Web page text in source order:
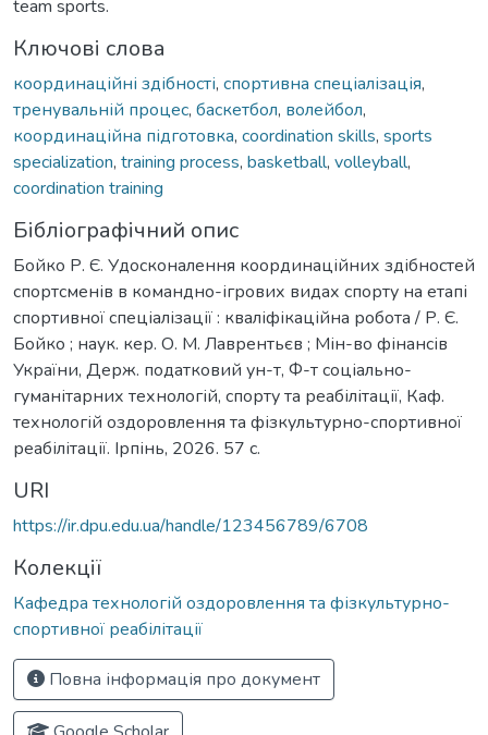
team sports.
Ключові слова
координаційні здібності, спортивна спеціалізація,
тренувальній процес, баскетбол, волейбол,
координаційна підготовка, coordination skills, sports
specialization, training process, basketball, volleyball,
coordination training
Бібліографічний опис
Бойко Р. Є. Удосконалення координаційних здібностей
спортсменів в командно-ігрових видах спорту на етапі
спортивної спеціалізації : кваліфікаційна робота / Р. Є.
Бойко ; наук. кер. О. М. Лаврентьєв ; Мін-во фінансів
України, Держ. податковий ун-т, Ф-т соціально-
гуманітарних технологій, спорту та реабілітації, Каф.
технологій оздоровлення та фізкультурно-спортивної
реабілітації. Ірпінь, 2026. 57 с.
URI
https://ir.dpu.edu.ua/handle/123456789/6708
Колекції
Кафедра технологій оздоровлення та фізкультурно-
спортивної реабілітації
Повна інформація про документ